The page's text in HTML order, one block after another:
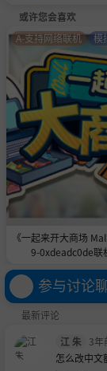
或许您会喜欢
《一起来开大商场
9-0xdeadc0de联
A-支持网络联机 模
参与讨论
最新评论
江 朱
3年
怎么改中文